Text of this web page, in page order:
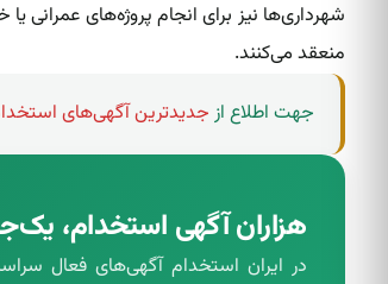
شهرداری‌ها نیز برای انجام پروژه‌های
منعقد می‌کنند.
جهت اطلاع ازجدیدترین آگهی‌های
هزاران آگهی استخدام،
در ایران استخدام آگهی‌های فعال